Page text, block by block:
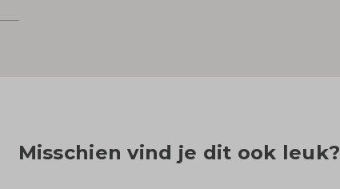
Misschien vind je dit ook leuk?